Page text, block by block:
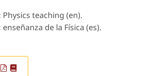
Physics teaching (en).
enseñanza de la Física (es).